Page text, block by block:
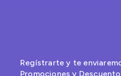
Regístrarte y te
Promociones y